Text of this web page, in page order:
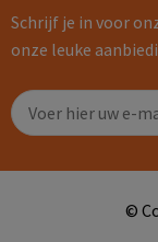
Schrijf je in voor
onze leuke
©